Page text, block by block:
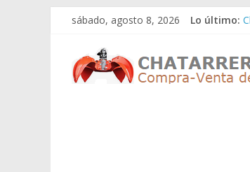
Saltar
contenido
sábado, agosto 8, 2026 Lo último: